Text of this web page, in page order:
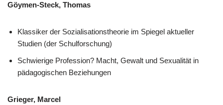
Göymen-Steck, Thomas
Klassiker der Sozialisationstheorie im Spiegel aktueller
Studien (der Schulforschung)
Schwierige Profession? Macht, Gewalt und Sexualität in
pädagogischen Beziehungen
Grieger, Marcel